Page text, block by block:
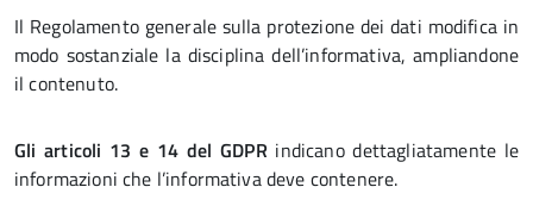
Il Regolamento generale sulla protezione dei dati modifica in
modo sostanziale la disciplina dell’informativa, ampliandone
il contenuto.
Gli articoli 13 e 14 del GDPRindicano dettagliatamente le
informazioni che l’informativa deve contenere.